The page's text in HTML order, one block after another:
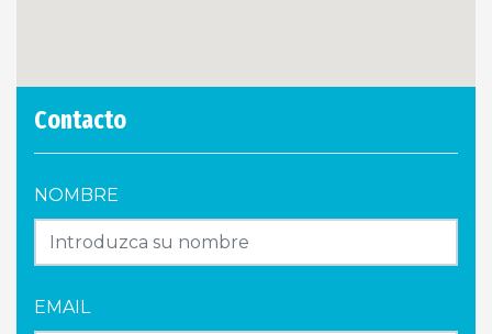
Contacto
NOMBRE
EMAIL